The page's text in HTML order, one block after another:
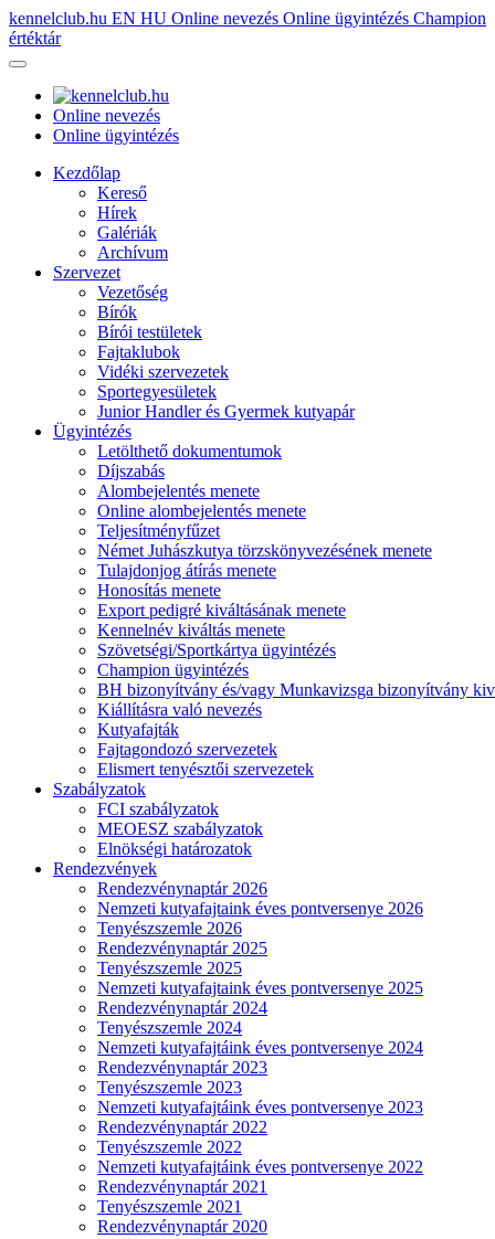
kennelclub.hu EN HU Online nevezés Online ügyintézés Champion
értéktár
Online nevezés
Online ügyintézés
Kezdőlap
Kereső
Hírek
Galériák
Archívum
Szervezet
Vezetőség
Bírók
Bírói testületek
Fajtaklubok
Vidéki szervezetek
Sportegyesületek
Junior Handler és Gyermek kutyapár
Ügyintézés
Letölthető dokumentumok
Díjszabás
Alombejelentés menete
Online alombejelentés menete
Teljesítményfűzet
Német Juhászkutya törzskönyvezésének menete
Tulajdonjog átírás menete
Honosítás menete
Export pedigré kiváltásának menete
Kennelnév kiváltás menete
Szövetségi/Sportkártya ügyintézés
Champion ügyintézés
BH bizonyítvány és/vagy Munkavizsga bizonyítvány
Kiállításra való nevezés
Kutyafajták
Fajtagondozó szervezetek
Elismert tenyésztői szervezetek
Szabályzatok
FCI szabályzatok
MEOESZ szabályzatok
Elnökségi határozatok
Rendezvények
Rendezvénynaptár 2026
Nemzeti kutyafajtaink éves pontversenye 2026
Tenyészszemle 2026
Rendezvénynaptár 2025
Tenyészszemle 2025
Nemzeti kutyafajtaink éves pontversenye 2025
Rendezvénynaptár 2024
Tenyészszemle 2024
Nemzeti kutyafajtáink éves pontversenye 2024
Rendezvénynaptár 2023
Tenyészszemle 2023
Nemzeti kutyafajtáink éves pontversenye 2023
Rendezvénynaptár 2022
Tenyészszemle 2022
Nemzeti kutyafajtáink éves pontversenye 2022
Rendezvénynaptár 2021
Tenyészszemle 2021
Rendezvénynaptár 2020